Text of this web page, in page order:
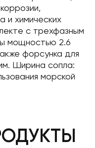
и химических
с трехфазным
мощностью 2.6
форсунка для
Ширина сопла:
морской